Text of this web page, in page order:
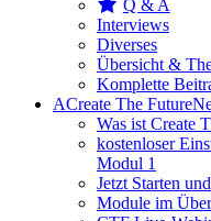
Q & A
Interviews
Diverses
Übersicht &
Komplette
ACreate The Future
Was ist Create
kostenloser
Modul 1
Jetzt Starten
Module im